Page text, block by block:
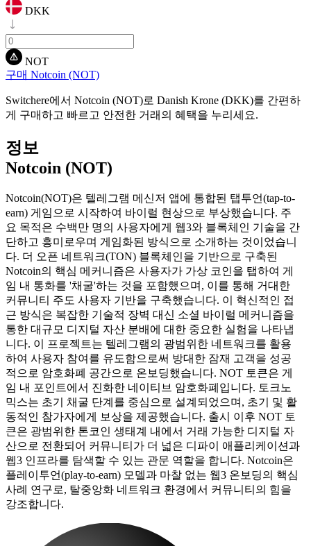
DKK
NOT
구매 Notcoin (NOT)
Switchere에서 Notcoin (NOT)로 Danish Krone (DKK)를 간편하
게 구매하고 빠르고 안전한 거래의 혜택을 누리세요.
정보
Notcoin (NOT)
Notcoin(NOT)은 텔레그램 메신저 앱에 통합된 탭투언(tap-to-
earn) 게임으로 시작하여 바이럴 현상으로 부상했습니다. 주
요 목적은 수백만 명의 사용자에게 웹3와 블록체인 기술을 간
단하고 흥미로우며 게임화된 방식으로 소개하는 것이었습니
다. 더 오픈 네트워크(TON) 블록체인을 기반으로 구축된
Notcoin의 핵심 메커니즘은 사용자가 가상 코인을 탭하여 게
임 내 통화를 '채굴'하는 것을 포함했으며, 이를 통해 거대한
커뮤니티 주도 사용자 기반을 구축했습니다. 이 혁신적인 접
근 방식은 복잡한 기술적 장벽 대신 소셜 바이럴 메커니즘을
통한 대규모 디지털 자산 분배에 대한 중요한 실험을 나타냅
니다. 이 프로젝트는 텔레그램의 광범위한 네트워크를 활용
하여 사용자 참여를 유도함으로써 방대한 잠재 고객을 성공
적으로 암호화폐 공간으로 온보딩했습니다. NOT 토큰은 게
임 내 포인트에서 진화한 네이티브 암호화폐입니다. 토크노
믹스는 초기 채굴 단계를 중심으로 설계되었으며, 초기 및 활
동적인 참가자에게 보상을 제공했습니다. 출시 이후 NOT 토
큰은 광범위한 톤코인 생태계 내에서 거래 가능한 디지털 자
산으로 전환되어 커뮤니티가 더 넓은 디파이 애플리케이션과
웹3 인프라를 탐색할 수 있는 관문 역할을 합니다. Notcoin은
플레이투언(play-to-earn) 모델과 마찰 없는 웹3 온보딩의 핵심
사례 연구로, 탈중앙화 네트워크 환경에서 커뮤니티의 힘을
강조합니다.